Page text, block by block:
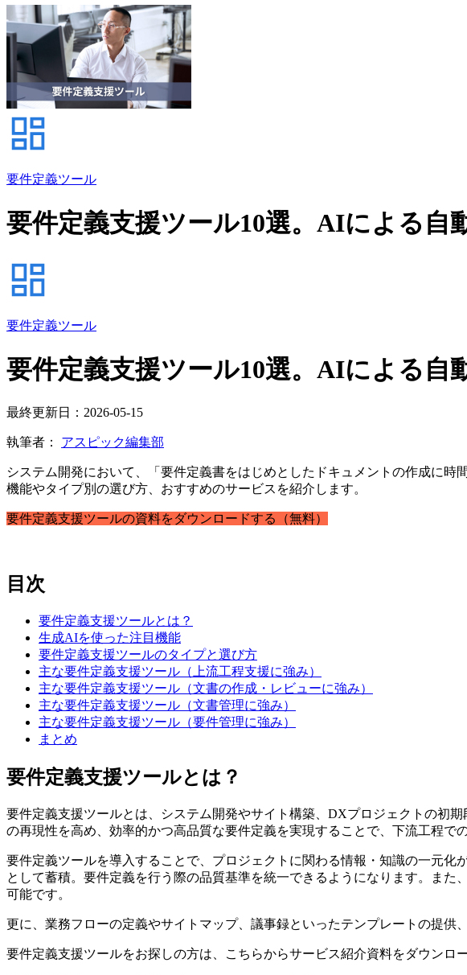
要件定義ツール
要件定義支援ツール10選。AIによる自
要件定義ツール
要件定義支援ツール10選。AIによる自
最終更新日：2026-05-15
執筆者： アスピック編集部
システム開発において、「要件定義書をはじめとしたドキュメントの作成に
機能やタイプ別の選び方、おすすめのサービスを紹介します。
要件定義支援ツールの資料をダウンロードする（無料）
目次
要件定義支援ツールとは？
生成AIを使った注目機能
要件定義支援ツールのタイプと選び方
主な要件定義支援ツール（上流工程支援に強み）
主な要件定義支援ツール（文書の作成・レビューに強み）
主な要件定義支援ツール（文書管理に強み）
主な要件定義支援ツール（要件管理に強み）
まとめ
要件定義支援ツールとは？
要件定義支援ツールとは、システム開発やサイト構築、DXプロジェクトの初
の再現性を高め、効率的かつ高品質な要件定義を実現することで、下流工程で
要件定義ツールを導入することで、プロジェクトに関わる情報・知識の一元
として蓄積。要件定義を行う際の品質基準を統一できるようになります。ま
可能です。
更に、業務フローの定義やサイトマップ、議事録といったテンプレートの提供
要件定義支援ツールをお探しの方は、こちらからサービス紹介資料をダウンロ